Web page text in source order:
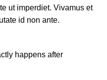
ut imperdiet. Vivamus et
id non ante.
happens after